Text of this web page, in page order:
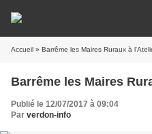
Accueil » Barrême les Maires Ruraux à
Barrême les Maires
Publié le 12/07/2017 à 09:04
Par verdon-info